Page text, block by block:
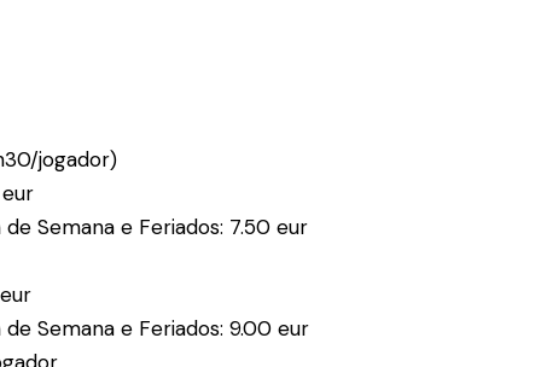
jogador)
de Semana e Feriados: 7.50 eur
de Semana e Feriados: 9.00 eur